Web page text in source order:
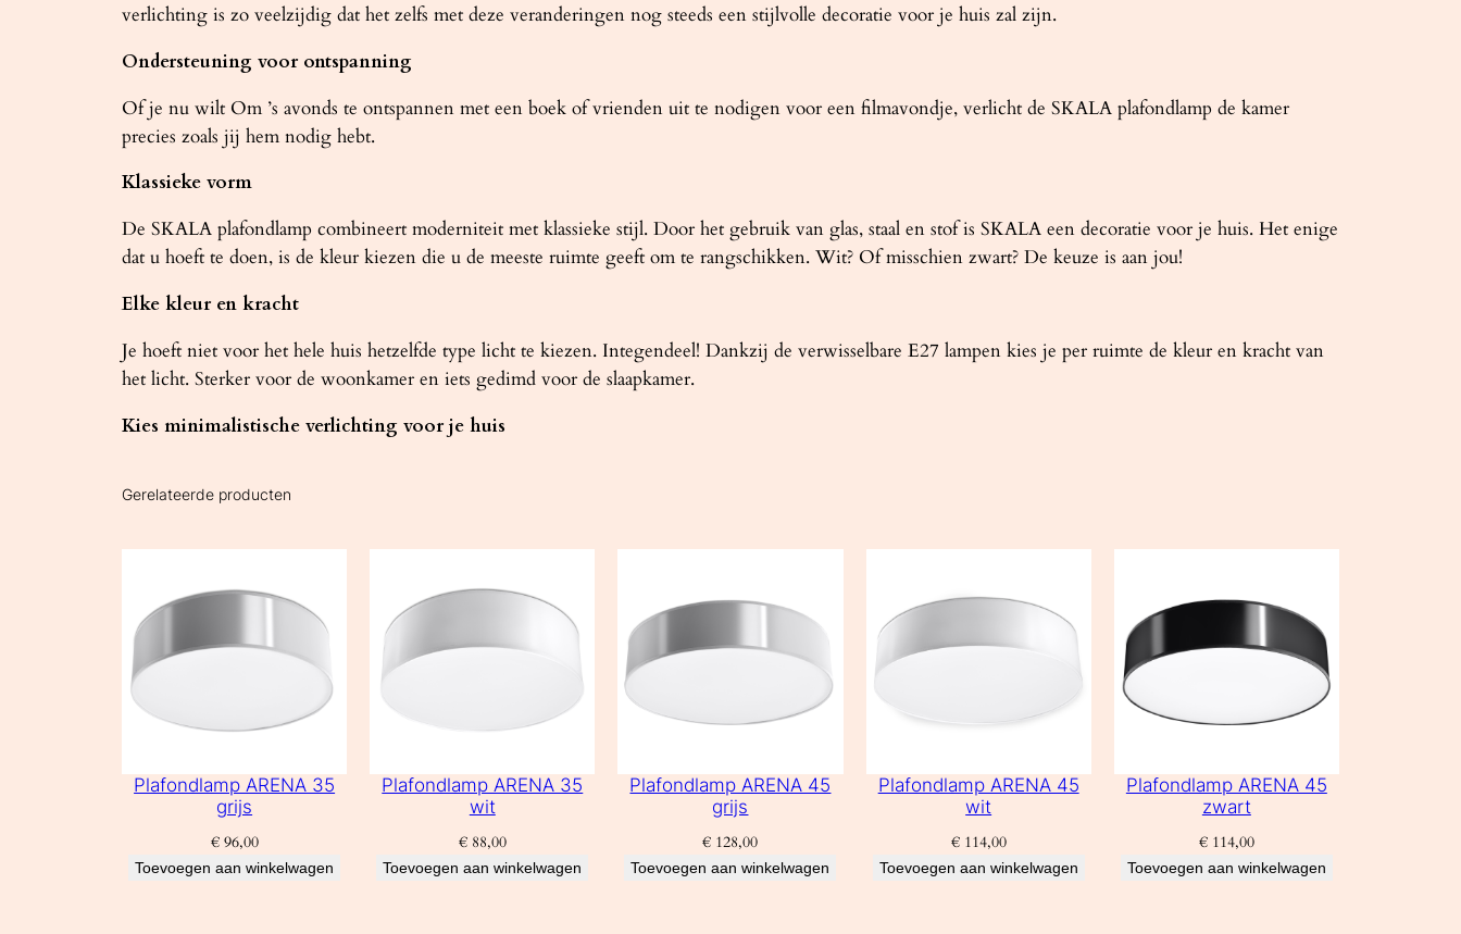
verlichting is zo veelzijdig dat het zelfs met deze veranderingen nog steeds een stijlvolle decoratie voor je huis zal zijn.
Ondersteuning voor ontspanning
Of je nu wilt Om ’s avonds te ontspannen met een boek of vrienden uit te nodigen voor een filmavondje, verlicht de SKALA plafondlamp de kamer
precies zoals jij hem nodig hebt.
Klassieke vorm
De SKALA plafondlamp combineert moderniteit met klassieke stijl. Door het gebruik van glas, staal en stof is SKALA een decoratie voor je huis. Het enige
dat u hoeft te doen, is de kleur kiezen die u de meeste ruimte geeft om te rangschikken. Wit? Of misschien zwart? De keuze is aan jou!
Elke kleur en kracht
Je hoeft niet voor het hele huis hetzelfde type licht te kiezen. Integendeel! Dankzij de verwisselbare E27 lampen kies je per ruimte de kleur en kracht van
het licht. Sterker voor de woonkamer en iets gedimd voor de slaapkamer.
Kies minimalistische verlichting voor je huis
Gerelateerde producten
Plafondlamp ARENA 35
grijs
€96,00
Toevoegen aan winkelwagen
Plafondlamp ARENA 35
wit
€88,00
Toevoegen aan winkelwagen
Plafondlamp ARENA 45
grijs
€ 128,00
Toevoegen aan winkelwagen
Plafondlamp ARENA 45
wit
€114,00
Toevoegen aan winkelwagen
Plafondlamp ARENA 45
zwart
€114,00
Toevoegen aan winkelwagen